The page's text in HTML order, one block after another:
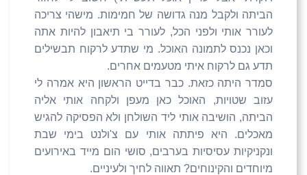
הביתה ולקבל מנה גדושה של חמימות. מישהי צריכה
לעורר אותי ולפני הכל, לעורר בי תיאבון להיות אתה
וכאן נכנס לתמונה האוכל. מי שתדע לרקוח תבשילים
תדע גם לרקוח איתי מטעמים אחרים.
סמדר היתה כזאת. כבר בדייט הראשון היא אמרה לי
עזוב שטויות, האוכל כאן מעפן ולקחה אותי אליה
הביתה, הושיבה אותי ליד השולחן ולא הפסיקה להגיש
מאכלים. היא פיתתה אותי עם צ'ולנט בימי שבת
ונקניקיות עסיסיות בערבים, סושי הום מייד באירועים
מיוחדים והקינוחים? תאווה לחיך ולעיניים.